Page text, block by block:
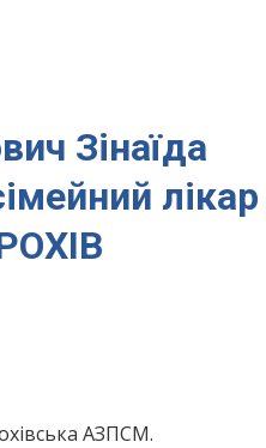
Зінаїда
лікар
АЗПСМ.